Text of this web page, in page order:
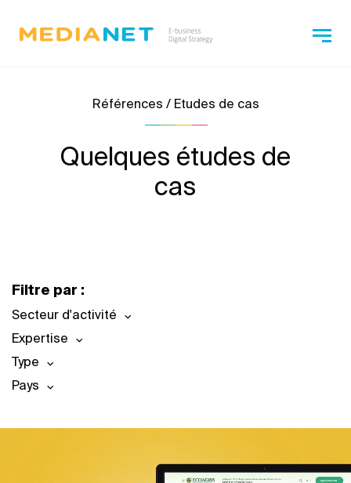
Références / Etudes de cas
Quelques études de
cas
Filtre par :
Secteur d'activité
Expertise
Type
Pays